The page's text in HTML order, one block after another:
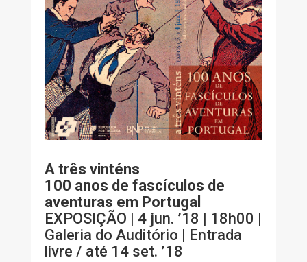
A três vinténs
100 anos de fascículos de
aventuras em Portugal
EXPOSIÇÃO | 4 jun. ’18 | 18h00 |
Galeria do Auditório | Entrada
livre / até 14 set. ’18